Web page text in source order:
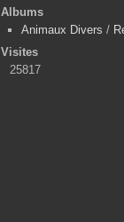
Albums
Animaux Divers /
Visites
25817